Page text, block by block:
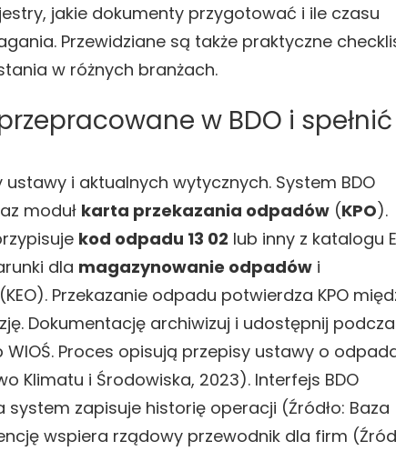
jakie dokumenty przygotować i ile czasu
Przewidziane są także praktyczne
w różnych branżach.
w BDO i spełnić
i aktualnych wytycznych. System BDO
moduł karta przekazania odpadów(KPO).
kod odpadu 13 02 lub inny z katalogu
dla magazynowanie odpadówi
Przekazanie odpadu potwierdza KPO
Dokumentację archiwizuj i udostępnij
WIOŚ. Proces opisują przepisy ustawy o
Klimatu i Środowiska, 2023). Interfejs BDO
zapisuje historię operacji (Źródło: Baza
wspiera rządowy przewodnik dla firm